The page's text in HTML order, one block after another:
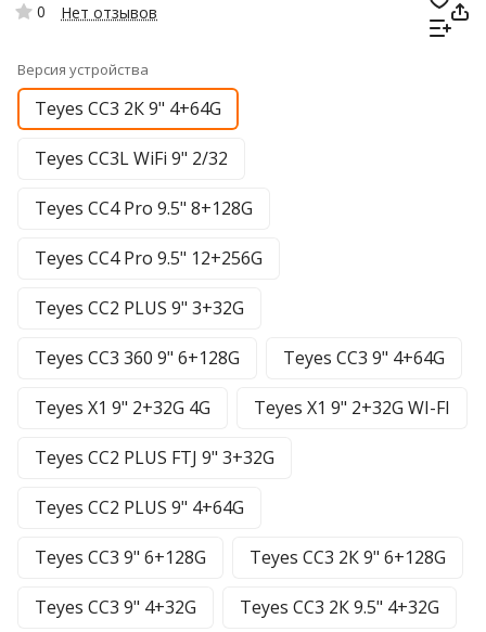
0 Нет отзывов
Версия устройства
Teyes CC3 2К 9" 4+64G
Teyes CC3L WiFi 9" 2/32
Teyes CC4 Pro 9.5" 8+128G
Teyes CC4 Pro 9.5" 12+256G
Teyes CC2 PLUS 9" 3+32G
Teyes CC3 360 9" 6+128G Teyes CC3 9" 4+64G
Teyes X1 9" 2+32G 4G Teyes X1 9" 2+32G WI-FI
Teyes CC2 PLUS FTJ 9" 3+32G
Teyes CC2 PLUS 9" 4+64G
Teyes CC3 9" 6+128G Teyes CC3 2К 9" 6+128G
Teyes CC3 9" 4+32G Teyes CC3 2К 9.5" 4+32G